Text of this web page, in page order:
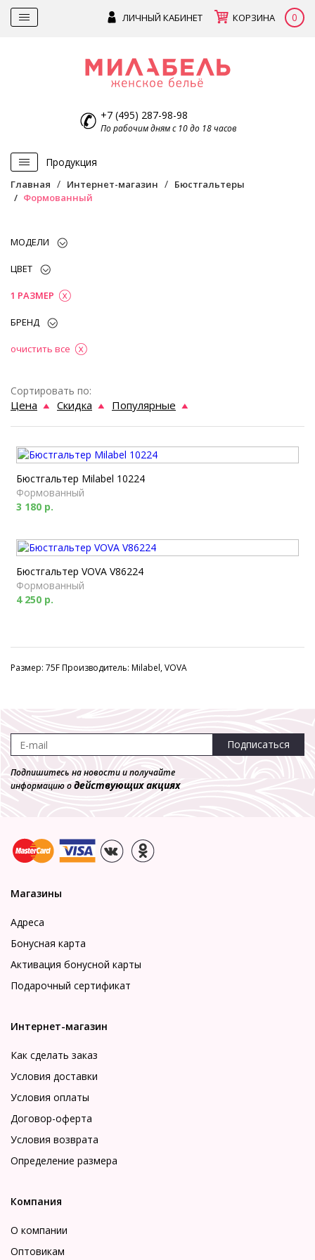
ЛИЧНЫЙ КАБИНЕТ КОРЗИНА 0
+7 (495) 287-98-98
По рабочим дням с 10 до 18 часов
Продукция
Главная Интернет-магазин
Бюстгальтеры
Формованный
МОДЕЛИ
ЦВЕТ
1 РАЗМЕР
БРЕНД
очистить все
Сортировать по:
Цена Скидка Популярные
Бюстгальтер Milabel 10224
Формованный
3 180 р.
Бюстгальтер VOVA V86224
Формованный
4 250 р.
Размер: 75F Производитель: Milabel, VOVA
Подписаться
Подпишитесь на новости и получайте
информацию одействующих акциях
Магазины
Адреса
Бонусная карта
Активация бонусной карты
Подарочный сертификат
Интернет-магазин
Как сделать заказ
Условия доставки
Условия оплаты
Договор-оферта
Условия возврата
Определение размера
Компания
О компании
Оптовикам